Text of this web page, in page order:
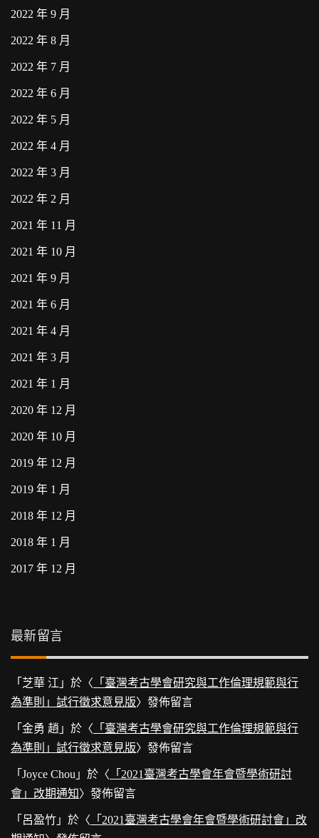
2022 年 9 月
2022 年 8 月
2022 年 7 月
2022 年 6 月
2022 年 5 月
2022 年 4 月
2022 年 3 月
2022 年 2 月
2021 年 11 月
2021 年 10 月
2021 年 9 月
2021 年 6 月
2021 年 4 月
2021 年 3 月
2021 年 1 月
2020 年 12 月
2020 年 10 月
2019 年 12 月
2019 年 1 月
2018 年 12 月
2018 年 1 月
2017 年 12 月
最新留言
「 芝華 江 」於〈 「臺灣考古學會研究與工作倫理規範與行
為準則」試行徵求意見版〉發佈留言
「 金勇 趙 」於〈 「臺灣考古學會研究與工作倫理規範與行
為準則」試行徵求意見版〉發佈留言
「 Joyce Chou 」於〈 「2021臺灣考古學會年會暨學術研討
會」改期通知〉發佈留言
「 呂盈竹 」於〈 「2021臺灣考古學會年會暨學術研討會」改